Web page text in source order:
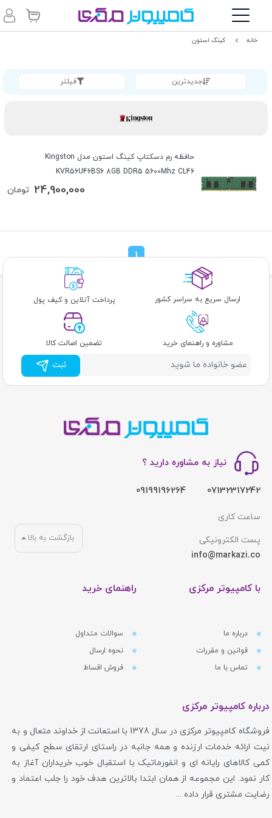
خانه کینگ استون
جدیدترین فیلتر
حافظه رم دسکتاپ کینگ استون مدل Kingston
KVR56U46BS6 8GB DDR5 5600Mhz CL46
تومان 24,900,000
1
ارسال سریع به سراسر کشور پرداخت آنلاین و کیف پول
مشاوره و راهنمای خرید تضمین اصالت کالا
ثبت
نیاز به مشاوره دارید ؟
07132317242
09199196264
ساعت کاری
پست الکترونیکی
info@markazi.co
با کامپیوتر مرکزی
درباره ما
قوانین و مقررات
تماس با ما
راهنمای خرید
سوالات متداول
نحوه ارسال
فروش اقساط
بازگشت به بالا
درباره کامپیوتر مرکزی
فروشگاه کامپیوتر مرکزی در سال 1378 با استعانت از خداوند متعال و به
نیت ارائه خدمات ارزنده و همه جانبه در راستای ارتقای سطح کیفی و
کمی کالاهای رایانه ای و انفورماتیک با استقبال خوب خریداران آغاز به
کار نمود. این مجموعه از همان ابتدا بالاترین هدف خود را جلب اعتماد و
رضایت مشتری قرار داده ...